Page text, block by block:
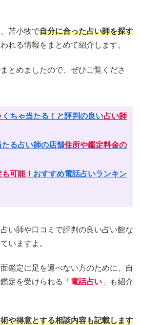
苫小牧で自分に合った占い師を探す
れる情報をまとめて紹介します。
とめましたので、ぜひご覧くださ
くちゃ当たる！と評判の良い占い師
たる占い師の店舗住所や鑑定料金の
可能！ おすすめ電話占いランキン
い師や口コミで評判の良い占い館な
いますよ。
鑑定に足を運べない方のために、自
定を受けられる「 電話占い 」も紹介
や得意とする相談内容も記載します